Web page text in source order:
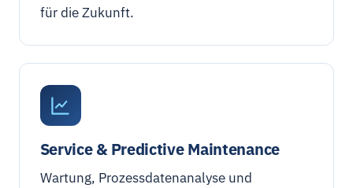
für die Zukunft.
Service & Predictive Maintenance
Wartung, Prozessdatenanalyse und